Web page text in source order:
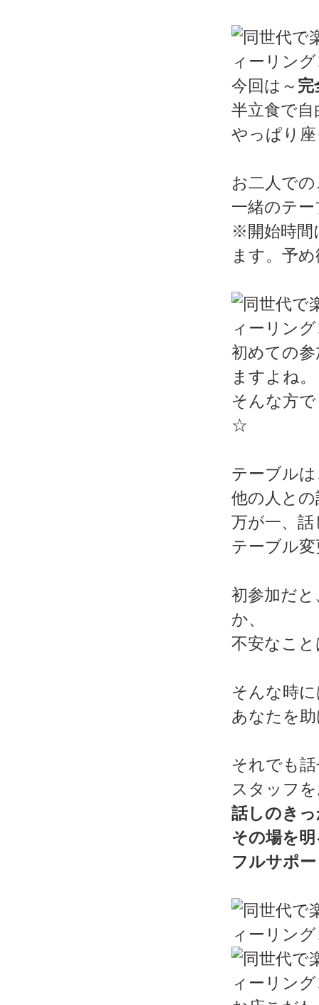
今回は～ 完
半立食で
やっぱり
お二人で
一緒のテ
※開始時間
ます。予
初めての
ますよね。
そんな方
☆
テーブル
他の人と
万が一、
テーブル
初参加だ
か、
不安なこ
そんな時
あなたを
それでも
スタッフ
話しのき
その場を
フルサポ